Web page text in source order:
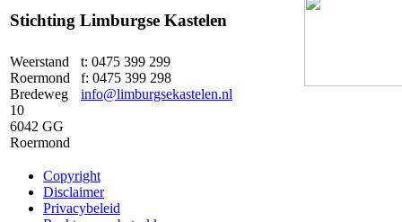
Stichting Limburgse Kastelen
Weerstand
Roermond
Bredeweg
10
6042 GG
Roermond
t: 0475 399 299
f: 0475 399 298
info@limburgsekastelen.nl
Copyright
Disclaimer
Privacybeleid